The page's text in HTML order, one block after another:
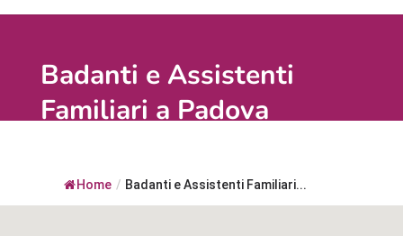
Badanti e Assistenti
Familiari a Padova
Home / Badanti e Assistenti Familiari...